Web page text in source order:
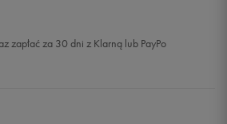
zapłać za 30 dni z Klarną lub PayPo